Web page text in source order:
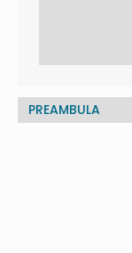
PREAMBULA